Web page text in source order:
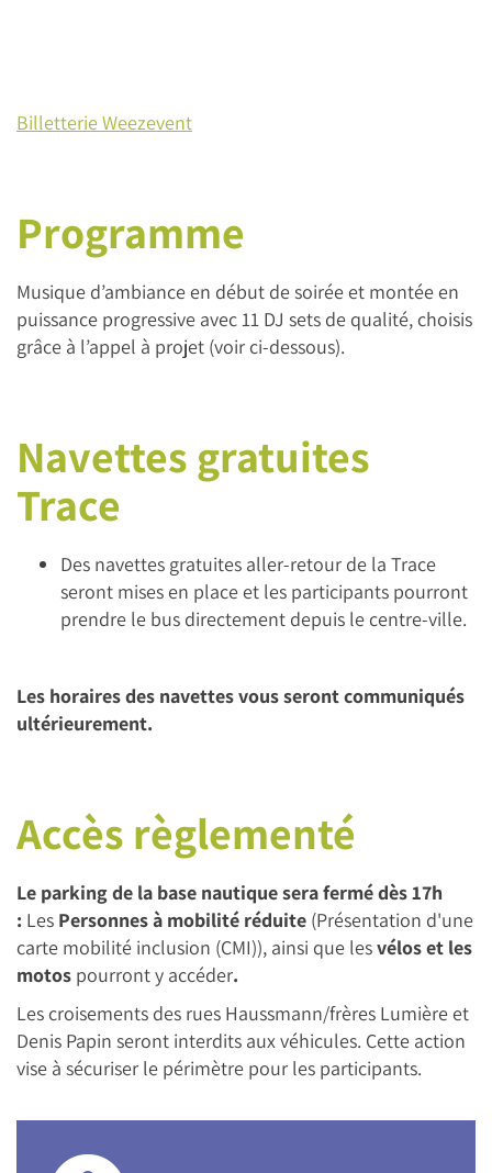
Billetterie Weezevent
Programme
Musique d’ambiance en début de soirée et montée en
puissance progressive avec 11 DJ sets de qualité, choisis
grâce à l’appel à projet (voir ci-dessous).
Navettes gratuites
Trace
Des navettes gratuites aller-retour de la Trace
seront mises en place et les participants pourront
prendre le bus directement depuis le centre-ville.
Les horaires des navettes vous seront communiqués
ultérieurement.
Accès règlementé
Le parking de la base nautique sera fermé dès 17h
: Les Personnes à mobilité réduite (Présentation d'une
carte mobilité inclusion (CMI)), ainsi que lesvélos et les
motos pourront y accéder.
Les croisements des rues Haussmann/frères Lumière et
Denis Papin seront interdits aux véhicules. Cette action
vise à sécuriser le périmètre pour les participants.